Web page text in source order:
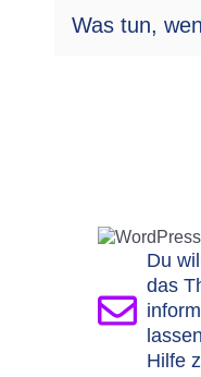
Was tun,
Du
das
Hilfe